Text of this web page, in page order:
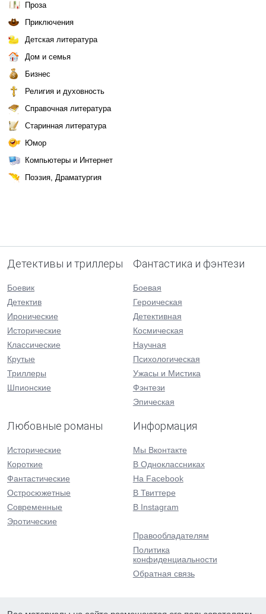
Проза
Приключения
Детская литература
Дом и семья
Бизнес
Религия и духовность
Справочная литература
Старинная литература
Юмор
Компьютеры и Интернет
Поэзия, Драматургия
Детективы и триллеры
Боевик
Детектив
Иронические
Исторические
Классические
Крутые
Триллеры
Шпионские
Фантастика и фэнтези
Боевая
Героическая
Детективная
Космическая
Научная
Психологическая
Ужасы и Мистика
Фэнтези
Эпическая
Любовные романы
Исторические
Короткие
Фантастические
Остросюжетные
Современные
Эротические
Информация
Мы Вконтакте
В Одноклассниках
На Facebook
В Твиттере
В Instagram
Правообладателям
Политика
конфиденциальности
Обратная связь